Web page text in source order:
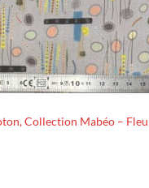
Collection Mabéo –